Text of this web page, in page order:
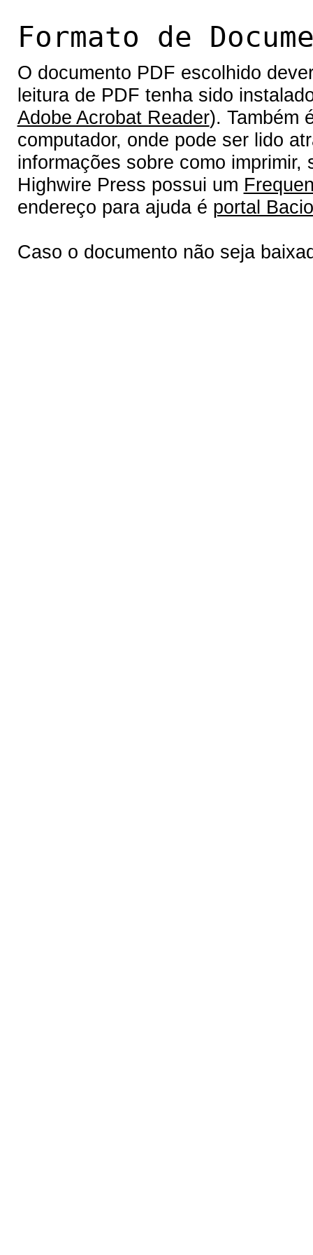
Formato de
O documento PDF escolhido
leitura de PDF tenha sido
Adobe Acrobat Reader). Também
computador, onde pode ser lido
informações sobre como
Highwire Press possui um
endereço para ajuda é portal
Caso o documento não seja